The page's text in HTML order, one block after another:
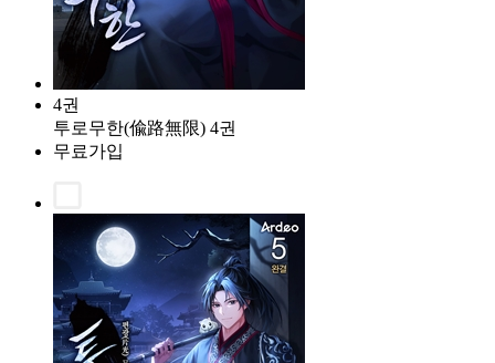
4권
투로무한(偸路無限) 4권
무료가입